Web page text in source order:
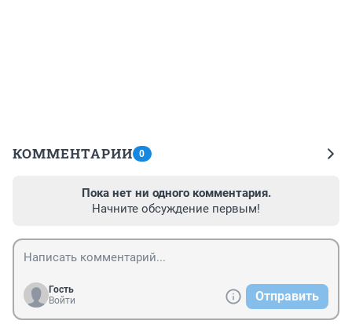
КОММЕНТАРИИ 0
Пока нет ни одного комментария.
Начните обсуждение первым!
Гость
Войти
Отправить